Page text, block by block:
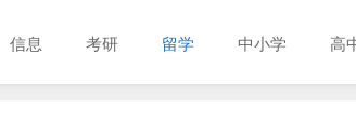
信息 考研 留学 中小学 高